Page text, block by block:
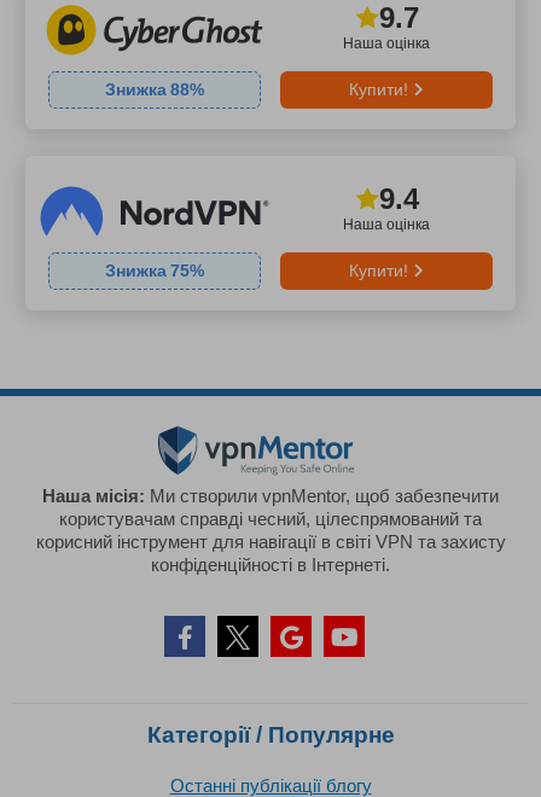
Наша оцінка
9.7
Знижка88% Купити!
Наша оцінка
9.4
Знижка75% Купити!
Наша місія: Ми створили vpnMentor, щоб забезпечити
користувачам справді чесний, цілеспрямований та
корисний інструмент для навігації в світі VPN та захисту
конфіденційності в Інтернеті.
Категорії / Популярне
Останні публікації блогу